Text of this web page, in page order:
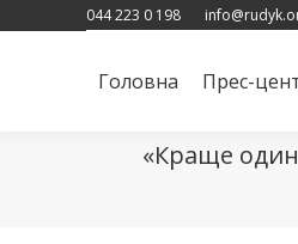
044 223 0 198
Головна Прес-
«Краще один
Головна Прес-